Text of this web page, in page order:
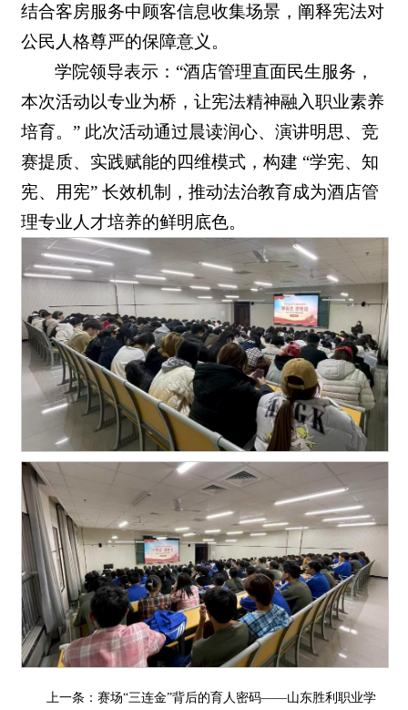
结合客房服务中顾客信息收集场景，阐释宪法对
公民人格尊严的保障意义。
学院领导表示：“酒店管理直面民生服务，
本次活动以专业为桥，让宪法精神融入职业素养
培育。” 此次活动通过晨读润心、演讲明思、竞
赛提质、实践赋能的四维模式，构建 “学宪、知
宪、用宪” 长效机制，推动法治教育成为酒店管
理专业人才培养的鲜明底色。
上一条： 赛场“三连金”背后的育人密码——山东胜利职业学